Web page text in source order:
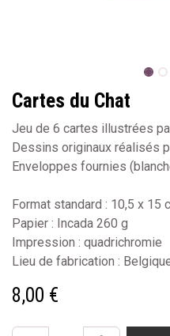
Cartes du Chat
Jeu de 6 cartes illustrées
Dessins originaux réalisés
Enveloppes fournies
Format standard : 10,5 x 15
Papier : Incada 260 g
Impression : quadrichromie
Lieu de fabrication :
8,00 €